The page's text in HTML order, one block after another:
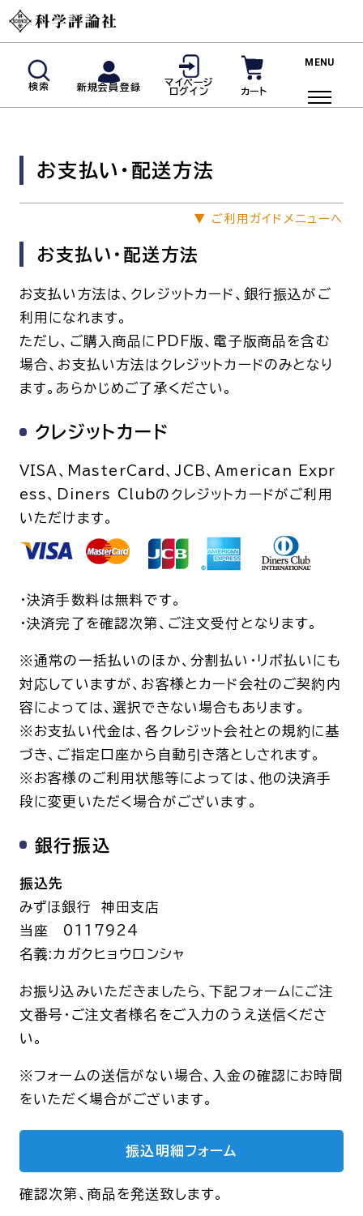
検索 新規会員登録
マイページ
ログイン
カート
新規会員登録
マイページログイン
投稿規定・著者の皆様へ
脳神経内科(神経内科) 血液内科
臨床免疫・アレルギー科 リウマチ科
呼吸器内科
皮膚科
循環器内科 精神科
腎臓内科・泌尿器科 泌尿器科
耳鼻咽喉科 感染症内科
心療内科
書籍
お支払い・配送方法
▼ ご利用ガイドメニューへ
お支払い・配送方法
お支払い方法は、クレジットカード、銀行振込がご
利用になれます。
ただし、ご購入商品にPDF版、電子版商品を含む
場合、お支払い方法はクレジットカードのみとなり
ます。あらかじめご了承ください。
クレジットカード
VISA、MasterCard、JCB、American Expr
ess、Diners Clubのクレジットカードがご利用
いただけます。
・決済手数料は無料です。
・決済完了を確認次第、ご注文受付となります。
※通常の一括払いのほか、分割払い・リボ払いにも
対応していますが、お客様とカード会社のご契約内
容によっては、選択できない場合もあります。
※お支払い代金は、各クレジット会社との規約に基
づき、ご指定口座から自動引き落としされます。
※お客様のご利用状態等によっては、他の決済手
段に変更いただく場合がございます。
銀行振込
振込先
みずほ銀行 神田支店
当座 0117924
名義:カガクヒョウロンシャ
お振り込みいただきましたら、下記フォームにご注
文番号・ご注文者様名をご入力のうえ送信くださ
い。
※フォームの送信がない場合、入金の確認にお時間
をいただく場合がございます。
振込明細フォーム
確認次第、商品を発送致します。